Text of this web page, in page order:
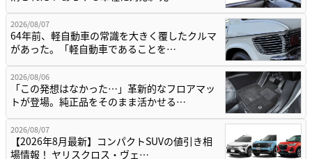
2026/08/07
64年前、軽自動車の常識を大きく覆したクルマ
があった。「軽自動車であることを…
2026/08/06
「この発想はなかった…」革新的なフロアマッ
トが登場。純正品をそのまま活かせる…
2026/08/07
【2026年8月最新】コンパクトSUVの値引き相
場情報！ ヤリスクロス・ヴェ…